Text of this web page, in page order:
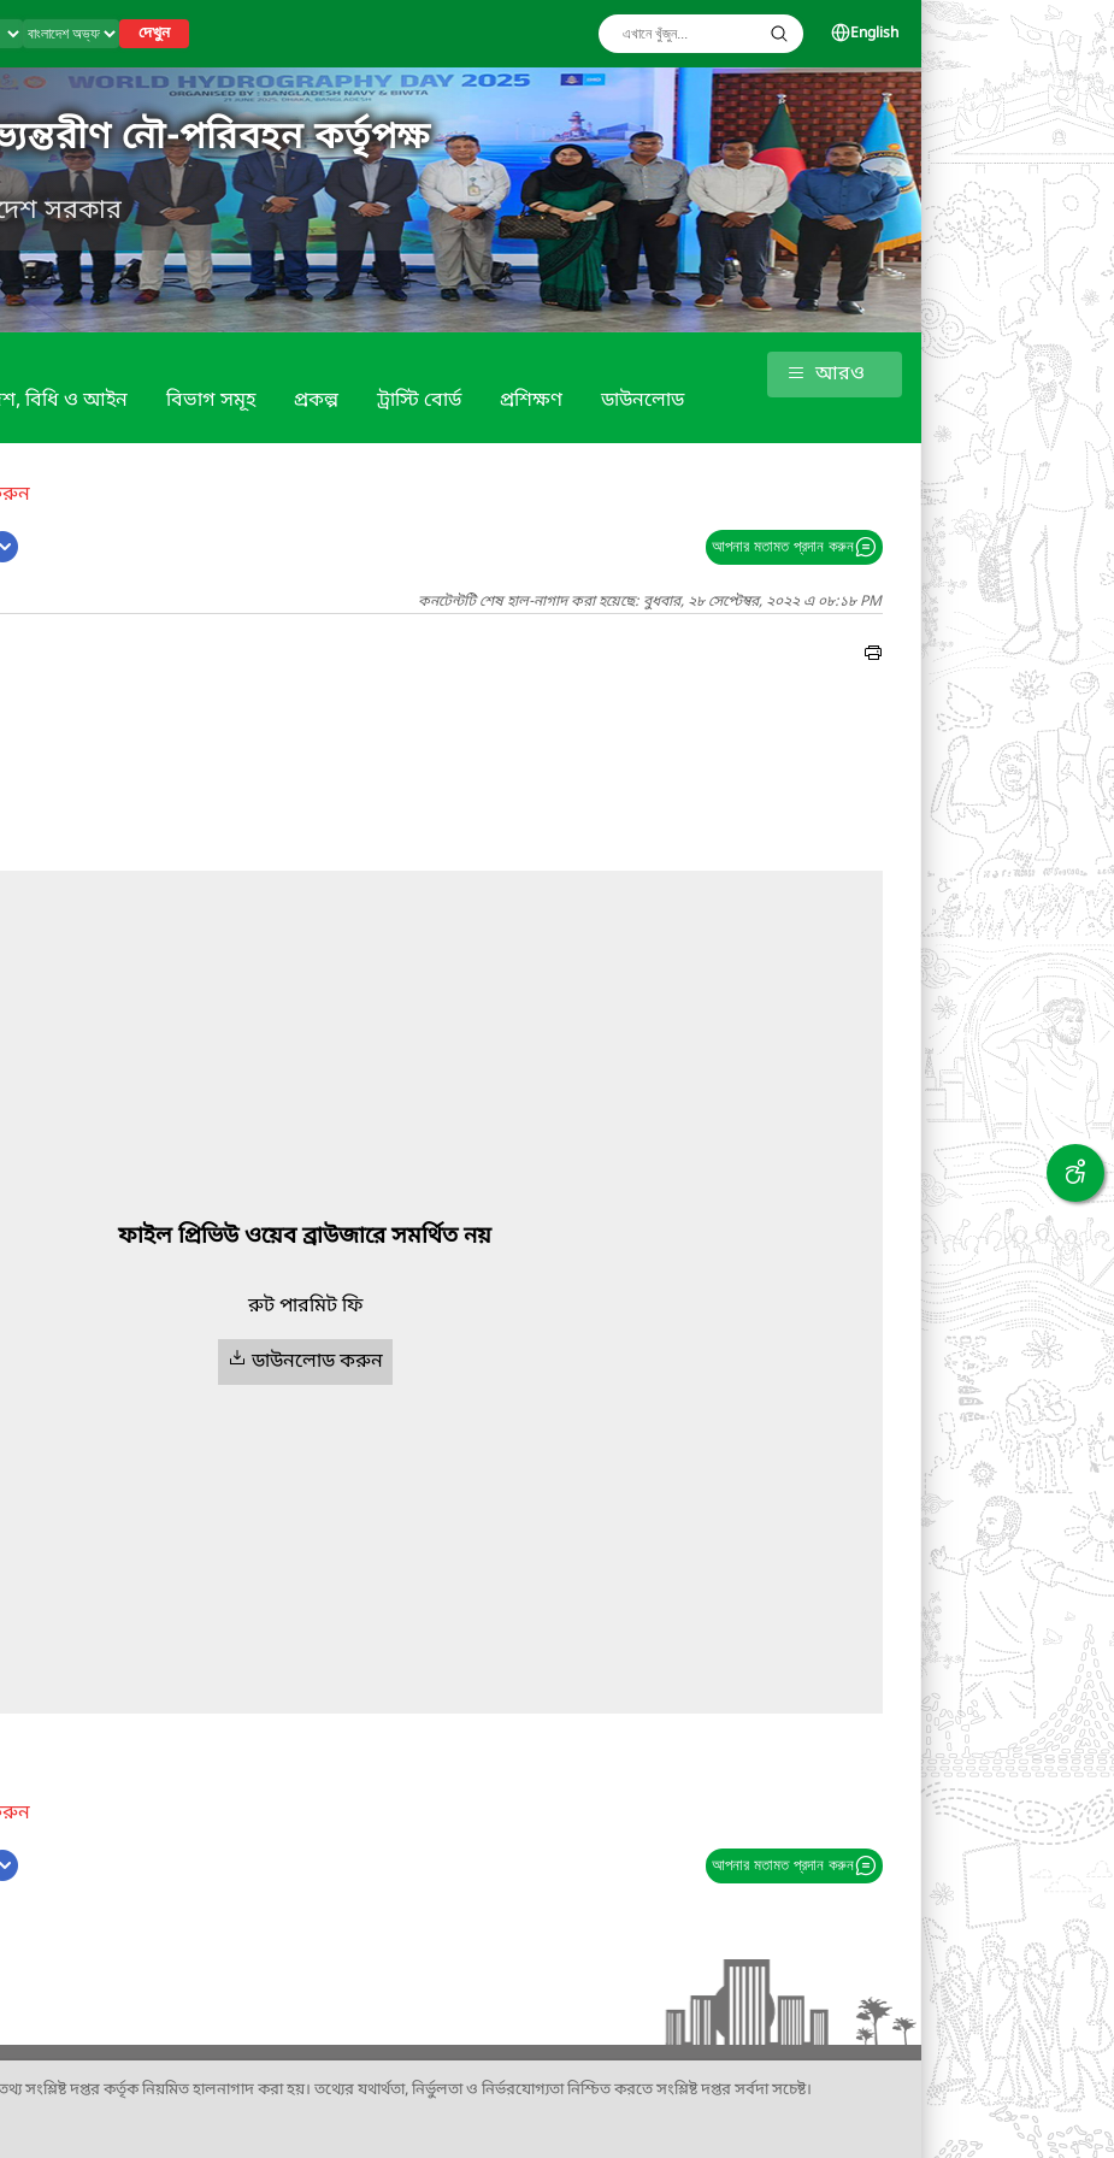
দেখুন English
নৌ-পরিবহন কর্তৃপক্ষ
সরকার
বিধি ও আইন বিভাগ সমূহ প্রকল্প ট্রাস্টি বোর্ড প্রশিক্ষণ ডাউনলোড
আরও
আপনার মতামত প্রদান করুন
কনটেন্টটি শেষ হাল-নাগাদ করা হয়েছে: বুধবার, ২৮ সেপ্টেম্বর, ২০২২ এ ০৮:১৮ PM
ফাইল প্রিভিউ ওয়েব ব্রাউজারে সমর্থিত নয়
রুট পারমিট ফি
ডাউনলোড করুন
আপনার মতামত প্রদান করুন
দপ্তর কর্তৃক নিয়মিত হালনাগাদ করা হয়। তথ্যের যথার্থতা, নির্ভুলতা ও নির্ভরযোগ্যতা নিশ্চিত করতে সংশ্লিষ্ট দপ্তর সর্বদা সচেষ্ট।